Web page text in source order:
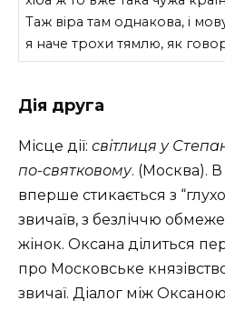
Таж віра там однакова, і
я наче трохи тямлю, як
Дія друга
Місце дії: світлиця у
по-святковому. (Москва).
вперше стикається з
звичаїв, з безліччю
жінок. Оксана ділиться
про Московське
звичаї. Діалог між Оксаною